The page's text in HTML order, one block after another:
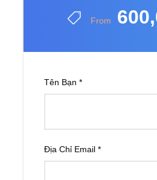
From
Tên Bạn *
Địa Chỉ Email *